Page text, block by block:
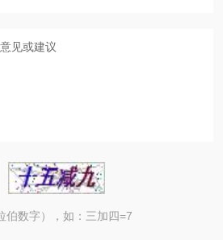
伯数字），如：三加四=7